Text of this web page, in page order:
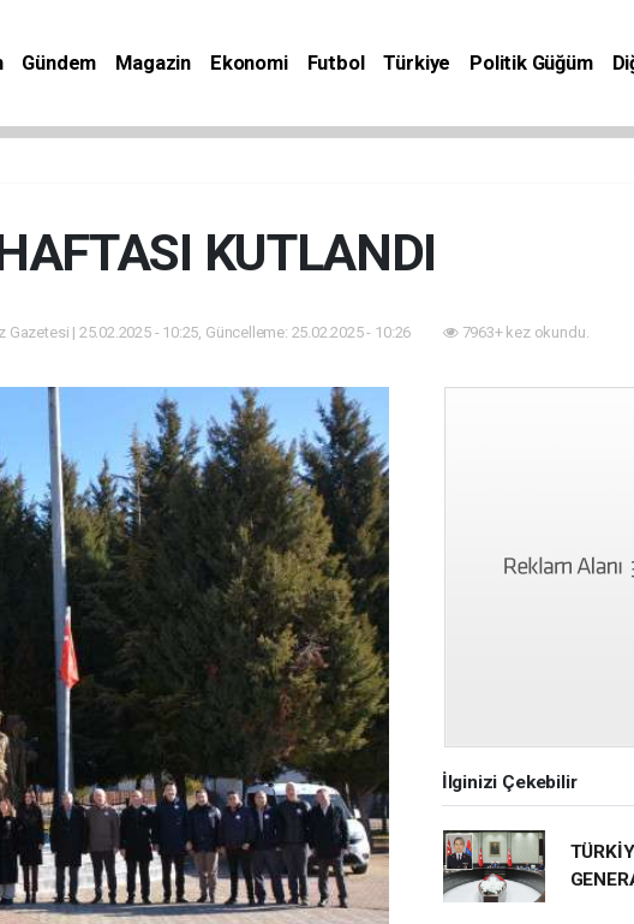
Gündem Magazin Ekonomi Futbol Türkiye Politik Güğüm
KUTLANDI
| 25.02.2025 - 10:25, Güncelleme: 25.02.2025 - 10:26 7963+ kez okundu.
İlginizi Çekebilir